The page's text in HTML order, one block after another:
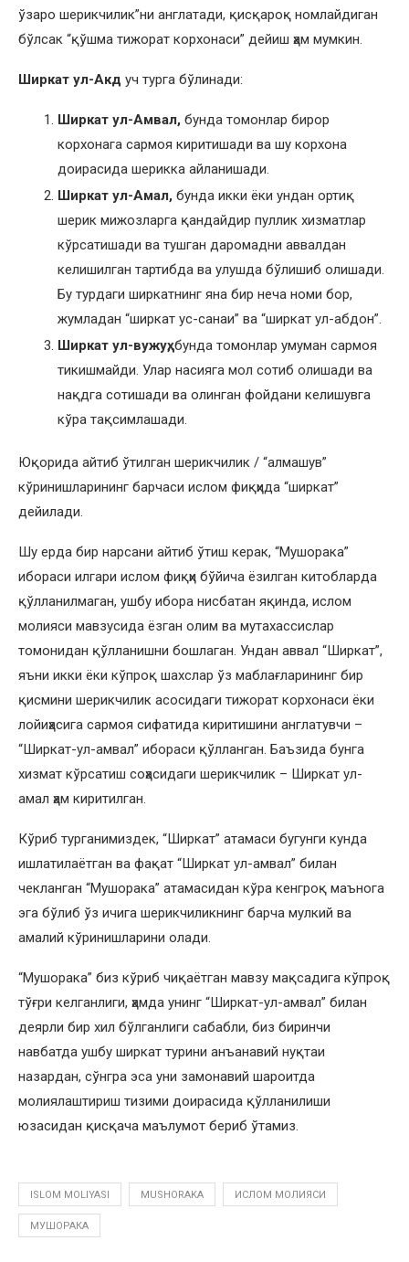
ўзаро шерикчилик”ни англатади, қисқароқ номлайдиган
бўлсак “қўшма тижорат корхонаси” дейиш ҳам мумкин.
Ширкат ул-Акд уч турга бўлинади:
Ширкат ул-Амвал, бунда томонлар бирор
корхонага сармоя киритишади ва шу корхона
доирасида шерикка айланишади.
Ширкат ул-Амал, бунда икки ёки ундан ортиқ
шерик мижозларга қандайдир пуллик хизматлар
кўрсатишади ва тушган даромадни аввалдан
келишилган тартибда ва улушда бўлишиб олишади.
Бу турдаги ширкатнинг яна бир неча номи бор,
жумладан “ширкат ус-санаи” ва “ширкат ул-абдон”.
Ширкат ул-вужуҳ,бунда томонлар умуман сармоя
тикишмайди. Улар насияга мол сотиб олишади ва
нақдга сотишади ва олинган фойдани келишувга
кўра тақсимлашади.
Юқорида айтиб ўтилган шерикчилик / “алмашув”
кўринишларининг барчаси ислом фиқҳида “ширкат”
дейилади.
Шу ерда бир нарсани айтиб ўтиш керак, “Мушорака”
ибораси илгари ислом фиқҳи бўйича ёзилган китобларда
қўлланилмаган, ушбу ибора нисбатан яқинда, ислом
молияси мавзусида ёзган олим ва мутахассислар
томонидан қўлланишни бошлаган. Ундан аввал “Ширкат”,
яъни икки ёки кўпроқ шахслар ўз маблағларининг бир
қисмини шерикчилик асосидаги тижорат корхонаси ёки
лойиҳасига сармоя сифатида киритишини англатувчи –
“Ширкат-ул-амвал” ибораси қўлланган. Баъзида бунга
хизмат кўрсатиш соҳасидаги шерикчилик – Ширкат ул-
амал ҳам киритилган.
Кўриб турганимиздек, “Ширкат” атамаси бугунги кунда
ишлатилаётган ва фақат “Ширкат ул-амвал” билан
чекланган “Мушорака” атамасидан кўра кенгроқ маънога
эга бўлиб ўз ичига шерикчиликнинг барча мулкий ва
амалий кўринишларини олади.
“Мушорака” биз кўриб чиқаётган мавзу мақсадига кўпроқ
тўғри келганлиги, ҳамда унинг “Ширкат-ул-амвал” билан
деярли бир хил бўлганлиги сабабли, биз биринчи
навбатда ушбу ширкат турини анъанавий нуқтаи
назардан, сўнгра эса уни замонавий шароитда
молиялаштириш тизими доирасида қўлланилиши
юзасидан қисқача маълумот бериб ўтамиз.
ISLOM MOLIYASI MUSHORAKA ИСЛОМ МОЛИЯСИ
МУШОРАКА